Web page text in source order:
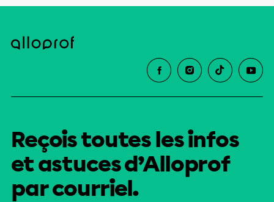
Reçois toutes les infos
et astuces d’Alloprof
par courriel.